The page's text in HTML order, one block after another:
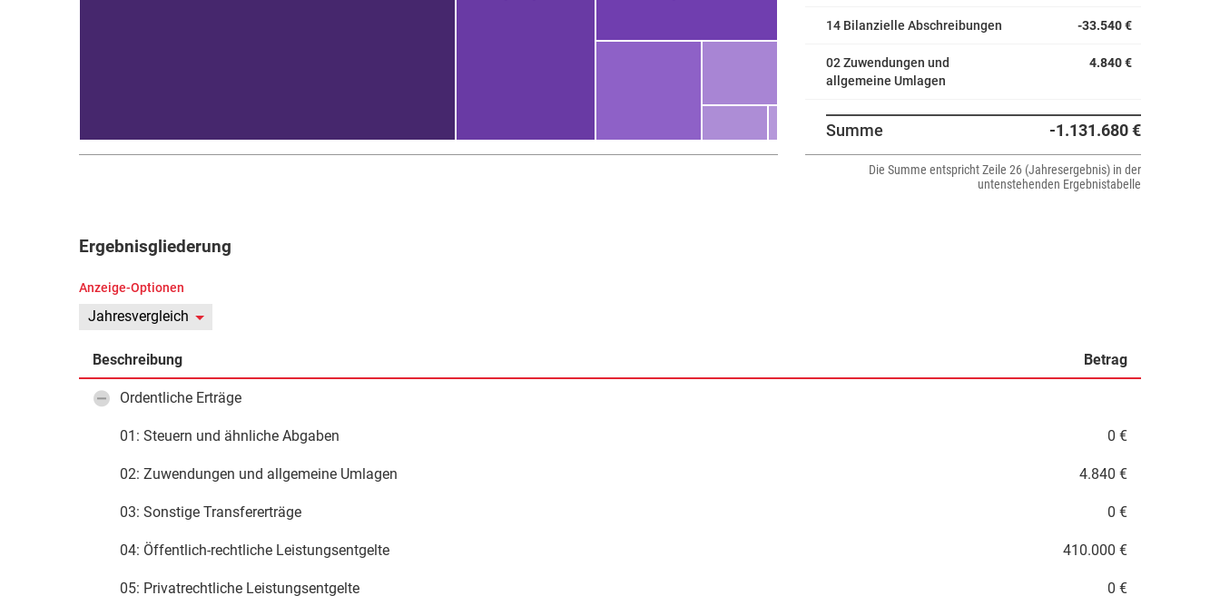
14 Bilanzielle Abschreibungen -33.540 €
02 Zuwendungen und
allgemeine Umlagen
4.840 €
Summe -1.131.680 €
Die Summe entspricht Zeile 26 (Jahresergebnis) in der
untenstehenden Ergebnistabelle
Ergebnisgliederung
Anzeige-Optionen
Jahresvergleich
Beschreibung Betrag
Ordentliche Erträge
01: Steuern und ähnliche Abgaben 0 €
02: Zuwendungen und allgemeine Umlagen 4.840 €
03: Sonstige Transfererträge 0 €
04: Öffentlich-rechtliche Leistungsentgelte 410.000 €
05: Privatrechtliche Leistungsentgelte 0 €